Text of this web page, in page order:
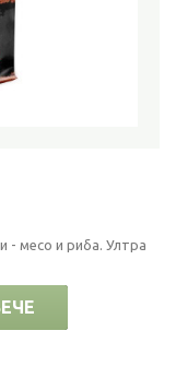
- месо и риба. Ултра